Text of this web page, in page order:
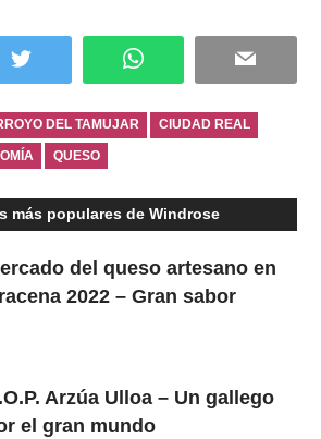
Twitter WhatsApp Email
DEL TAMUJAR CIUDAD REAL
QUESO
más populares de Windrose
del queso artesano en
2022 – Gran sabor
Arzúa Ulloa – Un gallego
el gran mundo